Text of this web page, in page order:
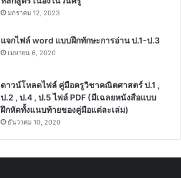
มกราคม 12, 2023
แจกไฟล์ word แบบฝึกทักษะการอ่าน ป.1-ป.3
เมษายน 6, 2020
ดาวน์โหลดไฟล์ คู่มือครูวิชาคณิตศาสตร์ ป.1 ,
ป.2 , ป.4 , ป.5 ไฟล์ PDF (มีเฉลยหนังสือแบบ
ฝึกหัดทั้งแนบท้ายของคู่มือแต่ละเล่ม)
ธันวาคม 10, 2020